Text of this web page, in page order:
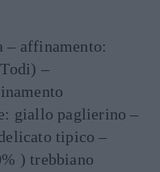
– affinamento:
–
giallo paglierino –
tipico –
) trebbiano